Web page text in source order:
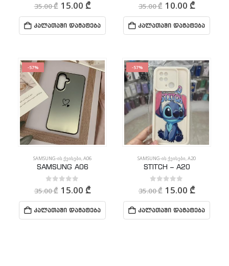
out of 5
35.00₾ 15.00 ₾
ᲙᲐᲚᲐᲗᲐᲨᲘ ᲓᲐᲛᲐᲢᲔᲑᲐ
out of 5
35.00₾ 10.00 ₾
ᲙᲐᲚᲐᲗᲐᲨᲘ ᲓᲐᲛᲐᲢᲔᲑᲐ
-57%
SAMSUNG-ᲘᲡ ᲥᲔᲘᲡᲔᲑᲘ,A06
SAMSUNG A06
out of 5
35.00₾ 15.00 ₾
ᲙᲐᲚᲐᲗᲐᲨᲘ ᲓᲐᲛᲐᲢᲔᲑᲐ
-57%
SAMSUNG-ᲘᲡ ᲥᲔᲘᲡᲔᲑᲘ,A20
STITCH – A20
out of 5
35.00₾ 15.00 ₾
ᲙᲐᲚᲐᲗᲐᲨᲘ ᲓᲐᲛᲐᲢᲔᲑᲐ